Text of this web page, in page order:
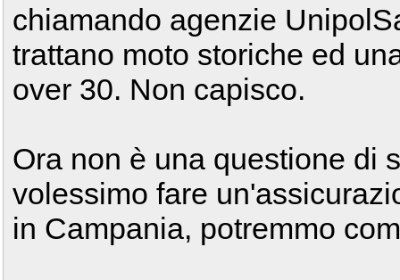
chiamando agenzie
trattano moto storiche ed
over 30. Non capisco.
Ora non è una questione di
volessimo fare
in Campania, potremmo